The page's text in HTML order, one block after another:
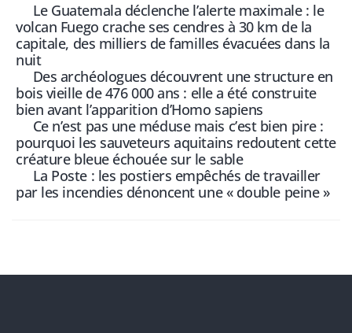
Le Guatemala déclenche l’alerte maximale : le
volcan Fuego crache ses cendres à 30 km de la
capitale, des milliers de familles évacuées dans la
nuit
Des archéologues découvrent une structure en
bois vieille de 476 000 ans : elle a été construite
bien avant l’apparition d’Homo sapiens
Ce n’est pas une méduse mais c’est bien pire :
pourquoi les sauveteurs aquitains redoutent cette
créature bleue échouée sur le sable
La Poste : les postiers empêchés de travailler
par les incendies dénoncent une « double peine »